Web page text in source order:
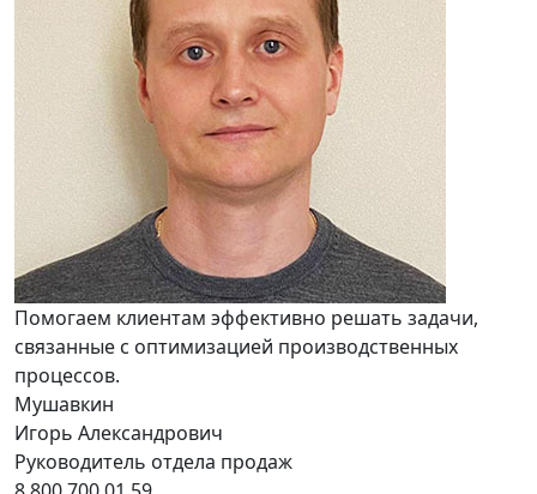
Помогаем клиентам эффективно решать задачи,
связанные с оптимизацией производственных
процессов.
Мушавкин
Игорь Александрович
Руководитель отдела продаж